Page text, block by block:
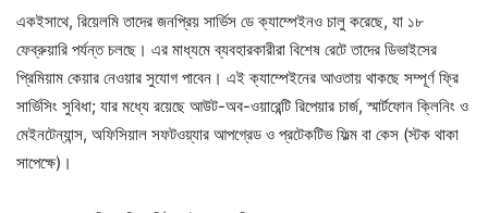
একইসাথে, রিয়েলমি তাদের জনপ্রিয় সার্ভিস ডে ক্যাম্পেইনও চালু করেছে, যা ১৮
ফেব্রুয়ারি পর্যন্ত চলছে। এর মাধ্যমে ব্যবহারকারীরা বিশেষ রেটে তাদের ডিভাইসের
প্রিমিয়াম কেয়ার নেওয়ার সুযোগ পাবেন। এই ক্যাম্পেইনের আওতায় থাকছে সম্পূর্ণ ফ্রি
সার্ভিসিং সুবিধা; যার মধ্যে রয়েছে আউট-অব-ওয়ারেন্টি রিপেয়ার চার্জ, স্মার্টফোন ক্লিনিং ও
মেইনটেন্যান্স, অফিসিয়াল সফটওয়্যার আপগ্রেড ও প্রটেকটিভ ফিল্ম বা কেস (স্টক থাকা
সাপেক্ষে)।